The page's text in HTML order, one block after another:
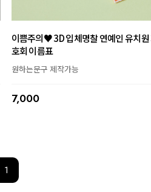
이쁨주의♥ 3D 입체명찰 연예인 유치원
호회 이름표
원하는문구 제작가능
7,000
1